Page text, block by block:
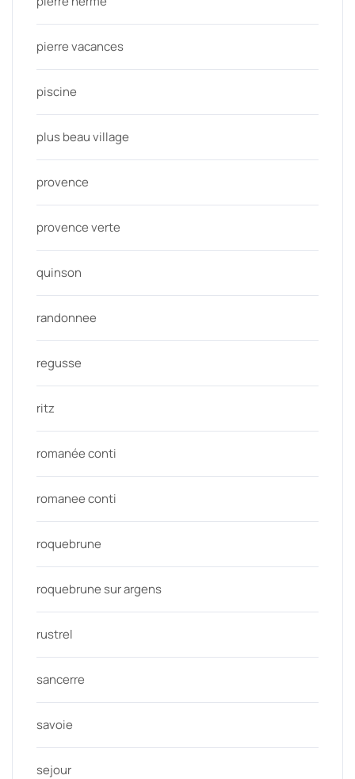
pierre vacances
piscine
plus beau village
provence
provence verte
quinson
randonnee
regusse
ritz
romanée conti
romanee conti
roquebrune
roquebrune sur argens
rustrel
sancerre
savoie
sejour